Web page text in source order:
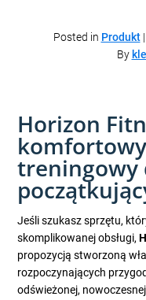
Posted in Produkt|
By
Horizon
treningowy
Jeśli szukasz sprzętu,
skomplikowanej obsługi,
propozycją stworzoną
rozpoczynających
odświeżonej,